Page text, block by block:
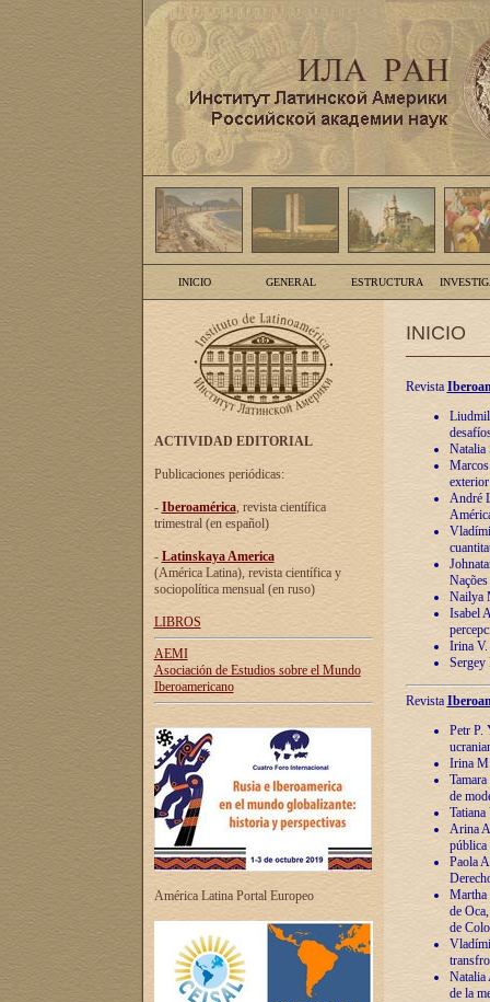
INICIO GENERAL ESTRUCTURA
ACTIVIDAD EDITORIAL
Publicaciones periódicas:
- Iberoamérica, revista científica
trimestral (en español)
- Latinskaya America
(América Latina), revista científica y
sociopolítica mensual (en ruso)
LIBROS
AEMI
Asociación de Estudios sobre el Mundo
Iberoamericano
América Latina Portal Europeo
INICIO
Revista
Natalia
André
Nailya
Isabel
Irina V.
Sergey
Revista
Petr P.
Irina
de
Arina
pública
Paola
Martha
de
de
Natalia
de la